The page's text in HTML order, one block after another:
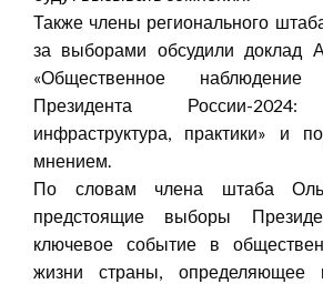
Также члены регионального
за выборами обсудили доклад
«Общественное
Президента России-2024:
инфраструктура, практики» и
мнением.
По словам члена штаба
предстоящие выборы
ключевое событие в
жизни страны, определяющее